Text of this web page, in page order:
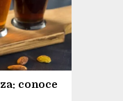
conoce